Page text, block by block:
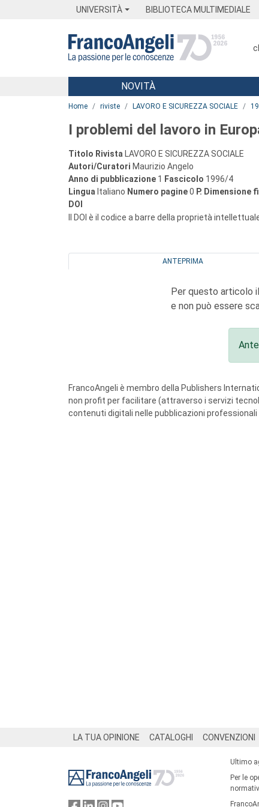
UNIVERSITÀ BIBLIOTECA MULTIMEDIALE
Menu
NOVITÀ
Home riviste LAVORO E SICUREZZA SOCIALE
I problemi del lavoro in
Titolo Rivista LAVORO E SICUREZZA SOCIALE
Autori/Curatori Maurizio Angelo
Anno di pubblicazione 1 Fascicolo 1996/4
Lingua Italiano Numero pagine0 P. Dimensione
DOI
Il DOI è il codice a barre della proprietà
ANTEPRIMA
Per questo articolo
e non può essere
FrancoAngeli è membro della Publishers
non profit per facilitare (attraverso i servizi
contenuti digitali nelle pubblicazioni professionali
LA TUA OPINIONE CATALOGHI CONVENZIONI
Ultimo
Per le